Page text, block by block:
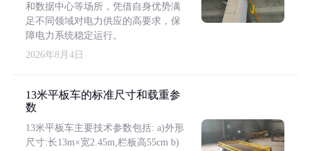
和数据中心等场所，凭借自身优势满
足不同领域对电力供应的高要求，保
障电力系统稳定运行。
2026年8月4日
13米平板车的标准尺寸和载重参
数
13米平板车主要技术参数包括: a)外形
尺寸:长13m×宽2.45m,栏板高55cm b)